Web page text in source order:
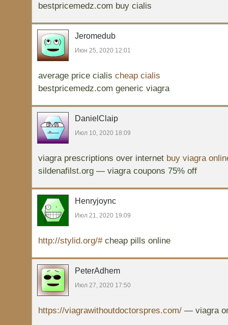
bestpricemedz.com buy cialis
Jeromedub
Июн 25, 2020 12:01
average price cialis cheap cialis
bestpricemedz.com generic viagra
DanielClaip
Июл 10, 2020 18:09
viagra prescriptions over internet buy viagra
sildenafilst.org — viagra coupons 75% off
Henryjoync
Июл 21, 2020 19:09
http://stylid.org/#cheap pills online
PeterAdhem
Июл 27, 2020 17:50
https://viagrawithoutdoctorspres.com/— viagra